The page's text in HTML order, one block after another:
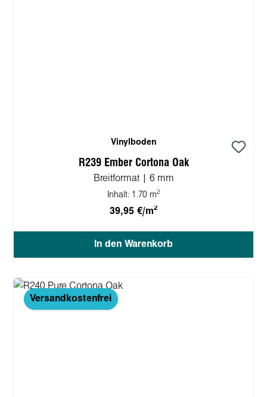
Vinylboden
R239 Ember Cortona Oak
Breitformat | 6 mm
Inhalt: 1.70 m2
39,95 €/m2
In den Warenkorb
Versandkostenfrei